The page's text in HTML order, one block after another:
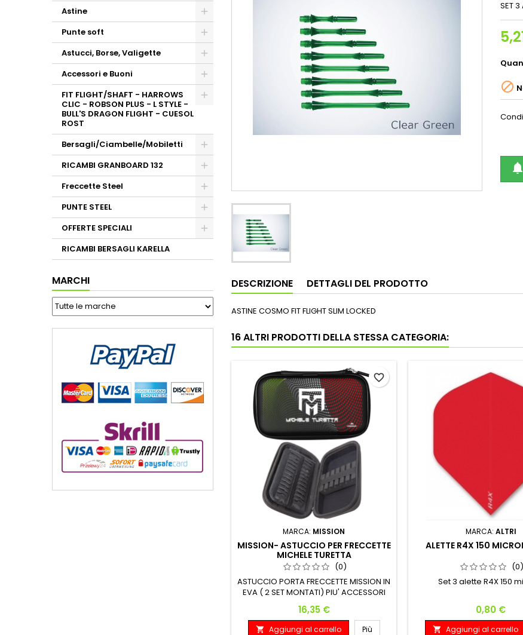
Astine
Punte soft
Astucci, Borse, Valigette
Accessori e Buoni
FIT FLIGHT/SHAFT - HARROWS
CLIC - ROBSON PLUS - L STYLE -
BULL'S DRAGON FLIGHT - CUESOL
ROST
Bersagli/Ciambelle/Mobiletti
RICAMBI GRANBOARD 132
Freccette Steel
PUNTE STEEL
OFFERTE SPECIALI
RICAMBI BERSAGLI KARELLA
MARCHI
SET 3


DESCRIZIONE DETTAGLI DEL PRODOTTO
ASTINE COSMO FIT FLIGHT SLIM LOCKED
16 ALTRI PRODOTTI DELLA STESSA CATEGORIA:
MARCA: MISSION
MISSION- ASTUCCIO PER FRECCETTE
MICHELE TURETTA
(0)
ASTUCCIO PORTA FRECCETTE MISSION IN
EVA ( 2 SET MONTATI) PIU' ACCESSORI
Prezzo
16,35 €
 Aggiungi al carrello Più
favorite_border
MARCA: ALTRI
ALETTE R4X 150
(0)
Set 3 alette R4X 150
Prezzo
0,80 €
 Aggiungi al carrello